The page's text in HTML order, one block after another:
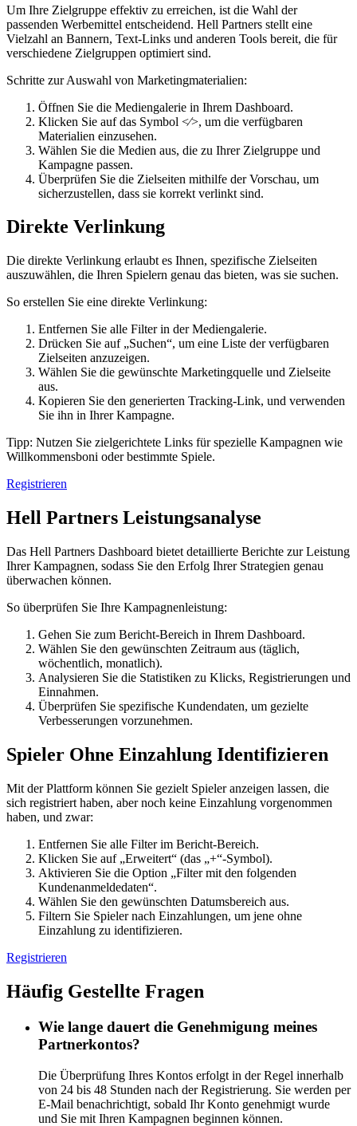
Um Ihre Zielgruppe effektiv zu erreichen, ist die Wahl der
passenden Werbemittel entscheidend. Hell Partners stellt eine
Vielzahl an Bannern, Text-Links und anderen Tools bereit, die für
verschiedene Zielgruppen optimiert sind.
Schritte zur Auswahl von Marketingmaterialien:
Öffnen Sie die Mediengalerie in Ihrem Dashboard.
Klicken Sie auf das Symbol <⁄>, um die verfügbaren
Materialien einzusehen.
Wählen Sie die Medien aus, die zu Ihrer Zielgruppe und
Kampagne passen.
Überprüfen Sie die Zielseiten mithilfe der Vorschau, um
sicherzustellen, dass sie korrekt verlinkt sind.
Direkte Verlinkung
Die direkte Verlinkung erlaubt es Ihnen, spezifische Zielseiten
auszuwählen, die Ihren Spielern genau das bieten, was sie suchen.
So erstellen Sie eine direkte Verlinkung:
Entfernen Sie alle Filter in der Mediengalerie.
Drücken Sie auf „Suchen“, um eine Liste der verfügbaren
Zielseiten anzuzeigen.
Wählen Sie die gewünschte Marketingquelle und Zielseite
aus.
Kopieren Sie den generierten Tracking-Link, und verwenden
Sie ihn in Ihrer Kampagne.
Tipp: Nutzen Sie zielgerichtete Links für spezielle Kampagnen wie
Willkommensboni oder bestimmte Spiele.
Registrieren
Hell Partners Leistungsanalyse
Das Hell Partners Dashboard bietet detaillierte Berichte zur Leistung
Ihrer Kampagnen, sodass Sie den Erfolg Ihrer Strategien genau
überwachen können.
So überprüfen Sie Ihre Kampagnenleistung:
Gehen Sie zum Bericht-Bereich in Ihrem Dashboard.
Wählen Sie den gewünschten Zeitraum aus (täglich,
wöchentlich, monatlich).
Analysieren Sie die Statistiken zu Klicks, Registrierungen und
Einnahmen.
Überprüfen Sie spezifische Kundendaten, um gezielte
Verbesserungen vorzunehmen.
Spieler Ohne Einzahlung Identifizieren
Mit der Plattform können Sie gezielt Spieler anzeigen lassen, die
sich registriert haben, aber noch keine Einzahlung vorgenommen
haben, und zwar:
Entfernen Sie alle Filter im Bericht-Bereich.
Klicken Sie auf „Erweitert“ (das „+“-Symbol).
Aktivieren Sie die Option „Filter mit den folgenden
Kundenanmeldedaten“.
Wählen Sie den gewünschten Datumsbereich aus.
Filtern Sie Spieler nach Einzahlungen, um jene ohne
Einzahlung zu identifizieren.
Registrieren
Häufig Gestellte Fragen
Wie lange dauert die Genehmigung meines
Partnerkontos?
Die Überprüfung Ihres Kontos erfolgt in der Regel innerhalb
von 24 bis 48 Stunden nach der Registrierung. Sie werden per
E-Mail benachrichtigt, sobald Ihr Konto genehmigt wurde
und Sie mit Ihren Kampagnen beginnen können.